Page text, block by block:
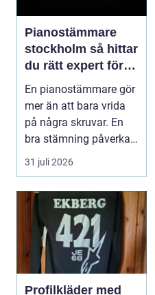
Pianostämmare
stockholm så hittar
du rätt expert för
ditt piano
En pianostämmare gör
mer än att bara vrida
på några skruvar. En
bra stämning påverkar
hur pianot låt...
31 juli 2026
Profilkläder med